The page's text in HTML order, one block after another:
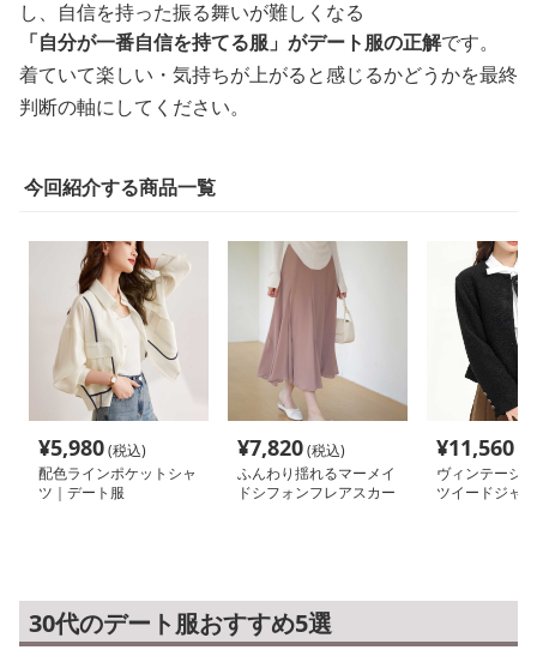
し、自信を持った振る舞いが難しくなる
「自分が一番自信を持てる服」がデート服の正解です。
着ていて楽しい・気持ちが上がると感じるかどうかを最終
判断の軸にしてください。
今回紹介する商品一覧
¥5,980(税込)
配色ラインポケットシャ
ツ｜デート服
¥7,820(税込)
ふんわり揺れるマーメイ
ドシフォンフレアスカー
¥11,560
ヴィンテージ
ツイードジャ
30代のデート服おすすめ5選